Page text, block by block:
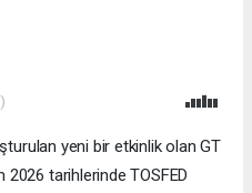
yeni bir etkinlik olan GT
2026 tarihlerinde TOSFED